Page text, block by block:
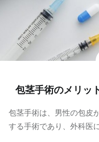
包茎手術のメリッ
包茎手術は、男性の包皮
する手術であり、外科医